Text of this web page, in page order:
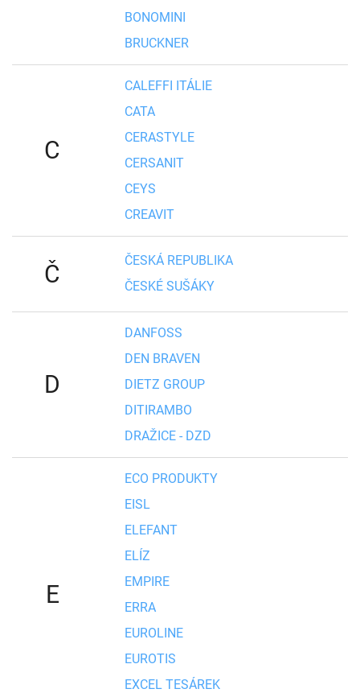
BONOMINI
BRUCKNER
C
CALEFFI ITÁLIE
CATA
CERASTYLE
CERSANIT
CEYS
CREAVIT
Č
ČESKÁ REPUBLIKA
ČESKÉ SUŠÁKY
D
DANFOSS
DEN BRAVEN
DIETZ GROUP
DITIRAMBO
DRAŽICE - DZD
E
ECO PRODUKTY
EISL
ELEFANT
ELÍZ
EMPIRE
ERRA
EUROLINE
EUROTIS
EXCEL TESÁREK